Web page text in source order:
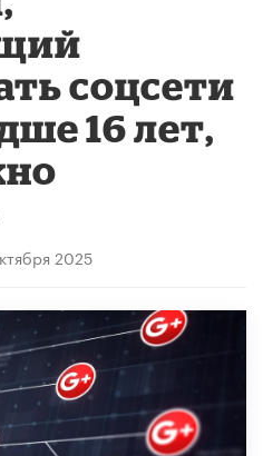
соцсети
16 лет,
2025